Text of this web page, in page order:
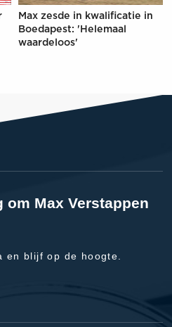
Max zesde in kwalificatie in
Boedapest: 'Helemaal
waardeloos'
Max Verstappen
en blijf op de hoogte.